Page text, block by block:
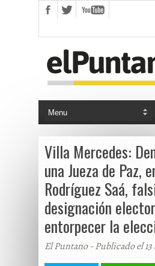
Villa Mercedes:
una Jueza de Paz,
Rodríguez Saá,
designación
entorpecer la
El Puntano - Publicado el 13